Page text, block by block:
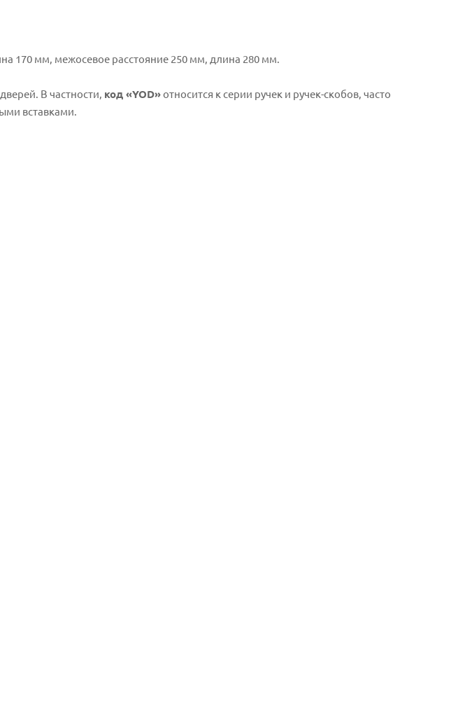
170 мм, межосевое расстояние 250 мм, длина 280 мм.
В частности, код «YOD»относится к серии ручек и ручек-скобов, часто
вставками.